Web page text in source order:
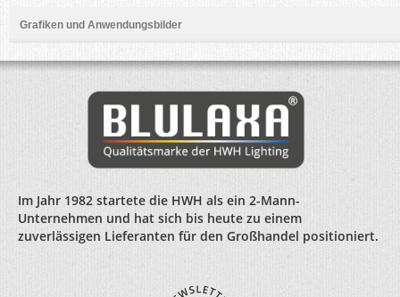
Grafiken und Anwendungsbilder
Im Jahr 1982 startete die HWH als ein 2-Mann-
Unternehmen und hat sich bis heute zu einem
zuverlässigen Lieferanten für den Großhandel positioniert.